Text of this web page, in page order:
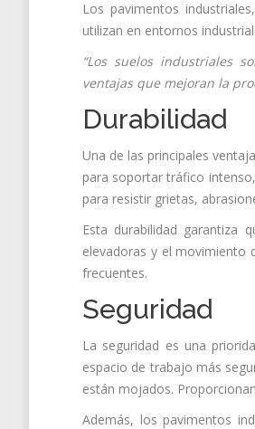
Los pavimentos
utilizan en entornos
“Los suelos industriales
ventajas que mejoran la
Durabilidad
Una de las principales
para soportar tráfico
para resistir grietas,
Esta durabilidad garantiza
elevadoras y el movimiento
frecuentes.
Seguridad
La seguridad es una
espacio de trabajo más
están mojados.
Además, los pavimentos